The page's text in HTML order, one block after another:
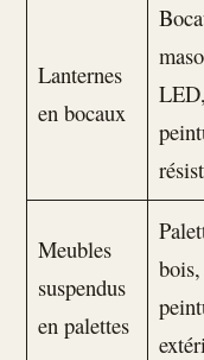
Lanternes
en bocaux
LED,
Meubles
suspendus
en palettes
bois,